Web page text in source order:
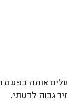
אותה בפעם
גבוה לדעתי.